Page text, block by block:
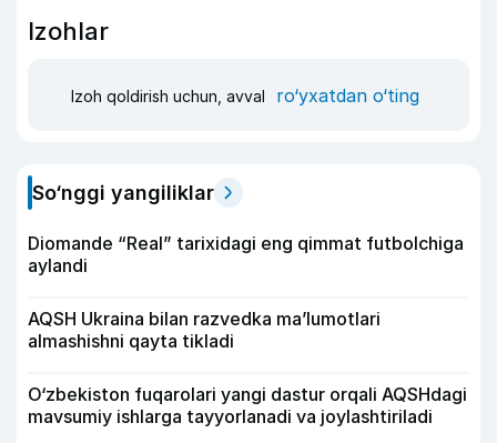
Izohlar
Izoh qoldirish uchun, avval ro‘yxatdan o‘ting
So‘nggi yangiliklar
Diomande “Real” tarixidagi eng qimmat futbolchiga
aylandi
AQSH Ukraina bilan razvedka ma’lumotlari
almashishni qayta tikladi
O‘zbekiston fuqarolari yangi dastur orqali AQSHdagi
mavsumiy ishlarga tayyorlanadi va joylashtiriladi